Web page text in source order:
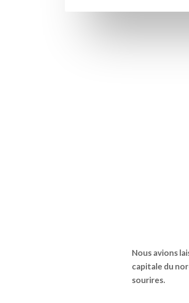
Nous avions
capitale du
sourires.